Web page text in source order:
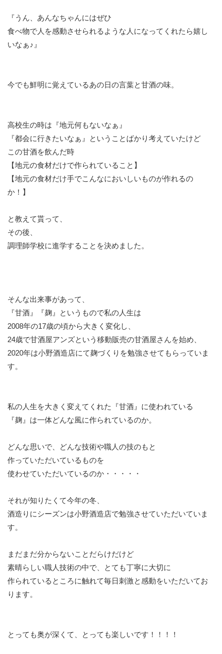
『うん、あんなちゃんにはぜひ
食べ物で人を感動させられるような人になってくれたら嬉し
いなぁ♪』
今でも鮮明に覚えているあの日の言葉と甘酒の味。
高校生の時は『地元何もないなぁ』
『都会に行きたいなぁ』ということばかり考えていたけど
この甘酒を飲んだ時
【地元の食材だけで作られていること】
【地元の食材だけ手でこんなにおいしいものが作れるの
か！】
と教えて貰って、
その後、
調理師学校に進学することを決めました。
そんな出来事があって、
『甘酒』『麹』というもので私の人生は
2008年の17歳の頃から大きく変化し、
24歳で甘酒屋アンズという移動販売の甘酒屋さんを始め、
2020年は小野酒造店にて麹づくりを勉強させてもらっていま
す。
私の人生を大きく変えてくれた『甘酒』に使われている
『麹』は一体どんな風に作られているのか。
どんな思いで、どんな技術や職人の技のもと
作っていただいているものを
使わせていただいているのか・・・・・
それが知りたくて今年の冬、
酒造りにシーズンは小野酒造店で勉強させていただいていま
す。
まだまだ分からないことだらけだけど
素晴らしい職人技術の中で、とても丁寧に大切に
作られているところに触れて毎日刺激と感動をいただいてお
ります。
とっても奥が深くて、とっても楽しいです！！！！